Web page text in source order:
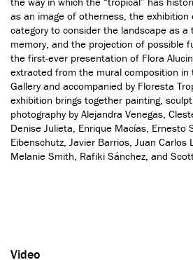
as an image of otherness, the exhibition
category to consider the landscape as
memory, and the projection of possible
the first-ever presentation of Flora
extracted from the mural composition in
Gallery and accompanied by Floresta
exhibition brings together painting,
photography by Alejandra Venegas,
Denise Julieta, Enrique Macías, Ernesto
Eibenschutz, Javier Barrios, Juan Carlos
Melanie Smith, Rafiki Sánchez, and
Video